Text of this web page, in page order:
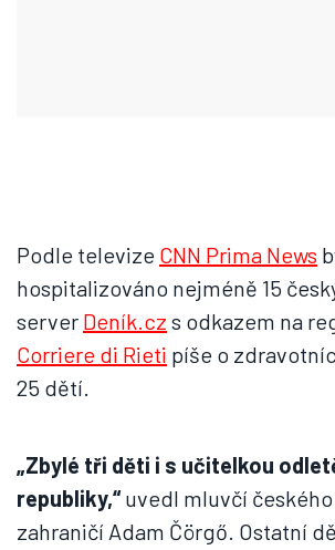
Podle televize CNN Prima News
hospitalizováno nejméně 15
server Deník.cz s odkazem na
Corriere di Rieti píše o
25 dětí.
„Zbylé tři děti i s učitelkou
republiky,“uvedl mluvčí
zahraničí Adam Čörgő. Ostatní